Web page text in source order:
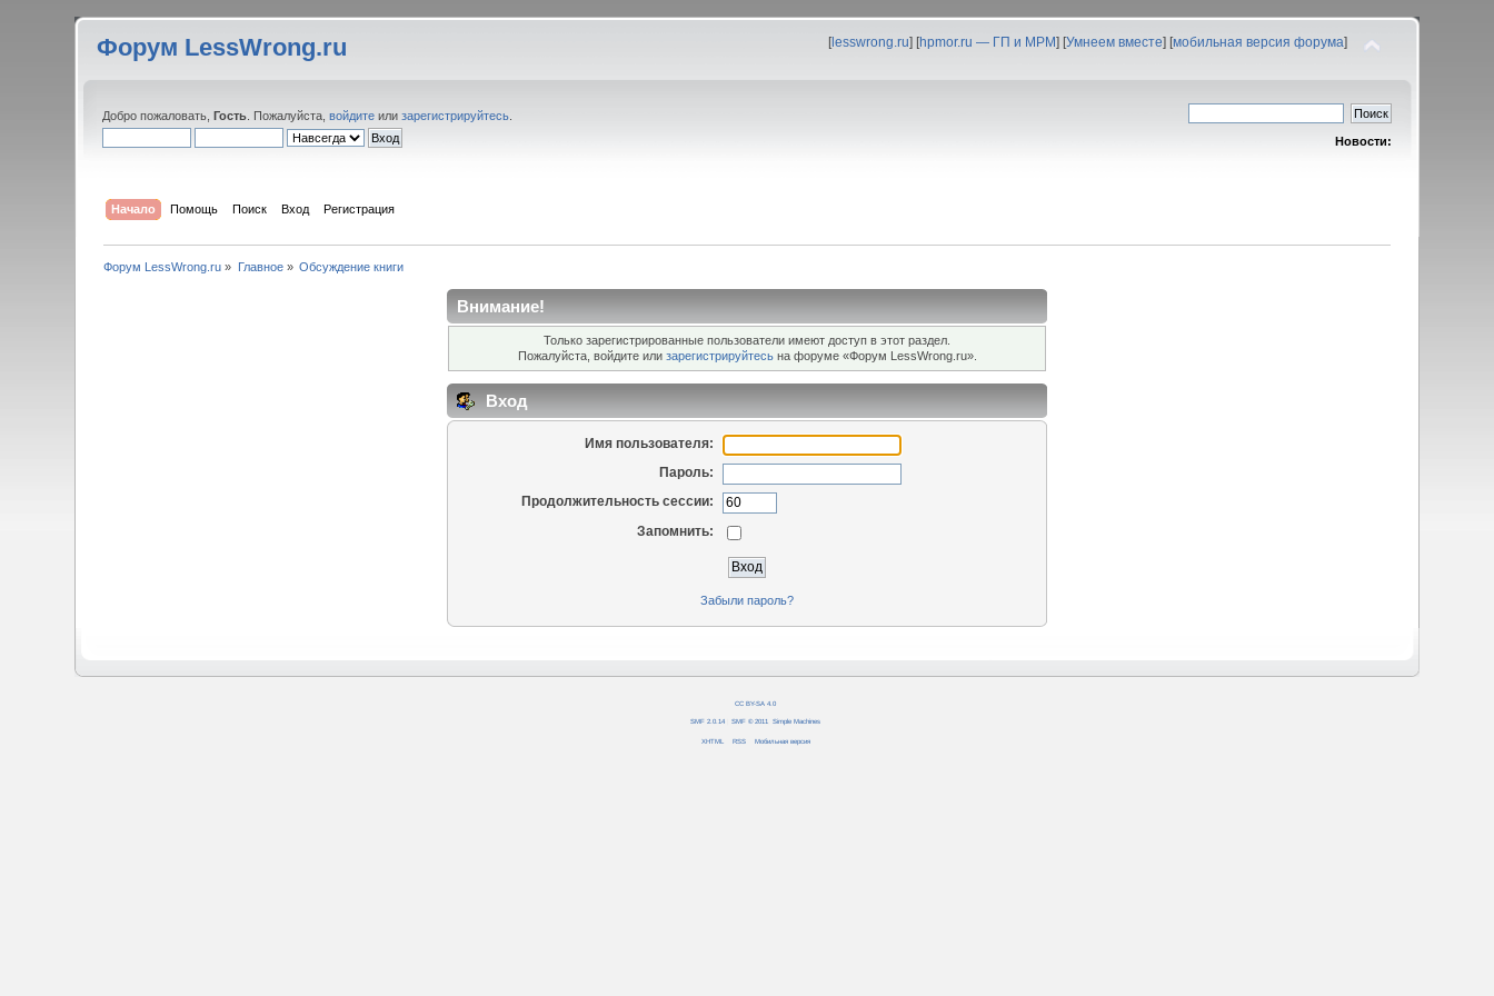
Форум LessWrong.ru [lesswrong.ru] [hpmor.ru — ГП и МРМ] [Умнеем вместе] [мобильная версия форума]
Добро пожаловать,Гость . Пожалуйста,войдите илизарегистрируйтесь
Новости:
Начало Помощь Поиск Вход Регистрация
Форум LessWrong.ru » Главное» Обсуждение книги
Внимание!
Только зарегистрированные пользователи имеют доступ в этот раздел.
Пожалуйста, войдите или зарегистрируйтесьна форуме «Форум LessWrong.ru».
Вход
Имя пользователя:
Пароль:
Продолжительность сессии:
Запомнить:
Забыли пароль?
CC BY-SA 4.0
SMF 2.0.14 SMF © 2011 Simple Machines
XHTML RSS Мобильная версия